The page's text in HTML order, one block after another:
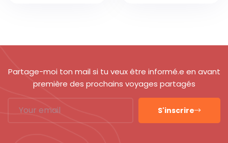
Partage-moi ton mail si tu veux être informé.e en avant
première des prochains voyages partagés
S'inscrire